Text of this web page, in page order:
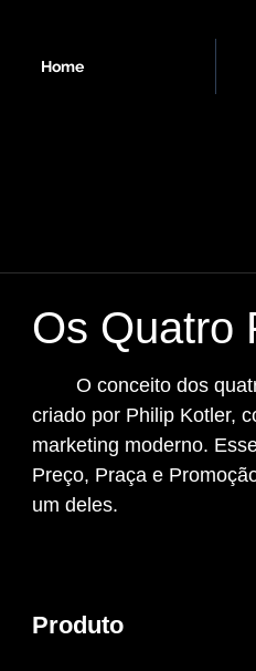
Home
Os Quatro
criado por Philip Kotler,
marketing moderno.
Preço, Praça e
um deles.
Produto